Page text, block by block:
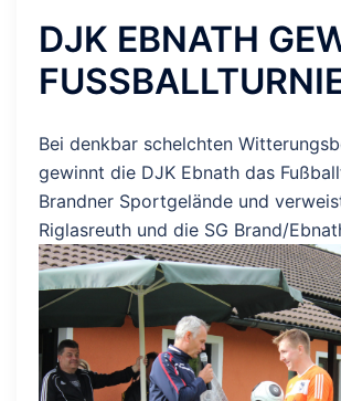
DJK EBNATH
Bei denkbar schelchten
gewinnt die DJK Ebnath das
Brandner Sportgelände und
Riglasreuth und die SG Brand/